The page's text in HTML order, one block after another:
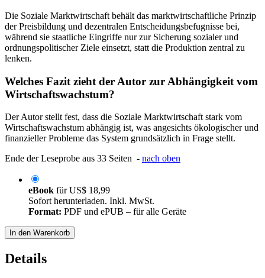
Die Soziale Marktwirtschaft behält das marktwirtschaftliche Prinzip
der Preisbildung und dezentralen Entscheidungsbefugnisse bei,
während sie staatliche Eingriffe nur zur Sicherung sozialer und
ordnungspolitischer Ziele einsetzt, statt die Produktion zentral zu
lenken.
Welches Fazit zieht der Autor zur Abhängigkeit vom
Wirtschaftswachstum?
Der Autor stellt fest, dass die Soziale Marktwirtschaft stark vom
Wirtschaftswachstum abhängig ist, was angesichts ökologischer und
finanzieller Probleme das System grundsätzlich in Frage stellt.
Ende der Leseprobe aus 33 Seiten - nach oben
eBook fürUS$ 18,99
Sofort herunterladen. Inkl. MwSt.
Format: PDF und ePUB – für alle Geräte
In den Warenkorb
Details